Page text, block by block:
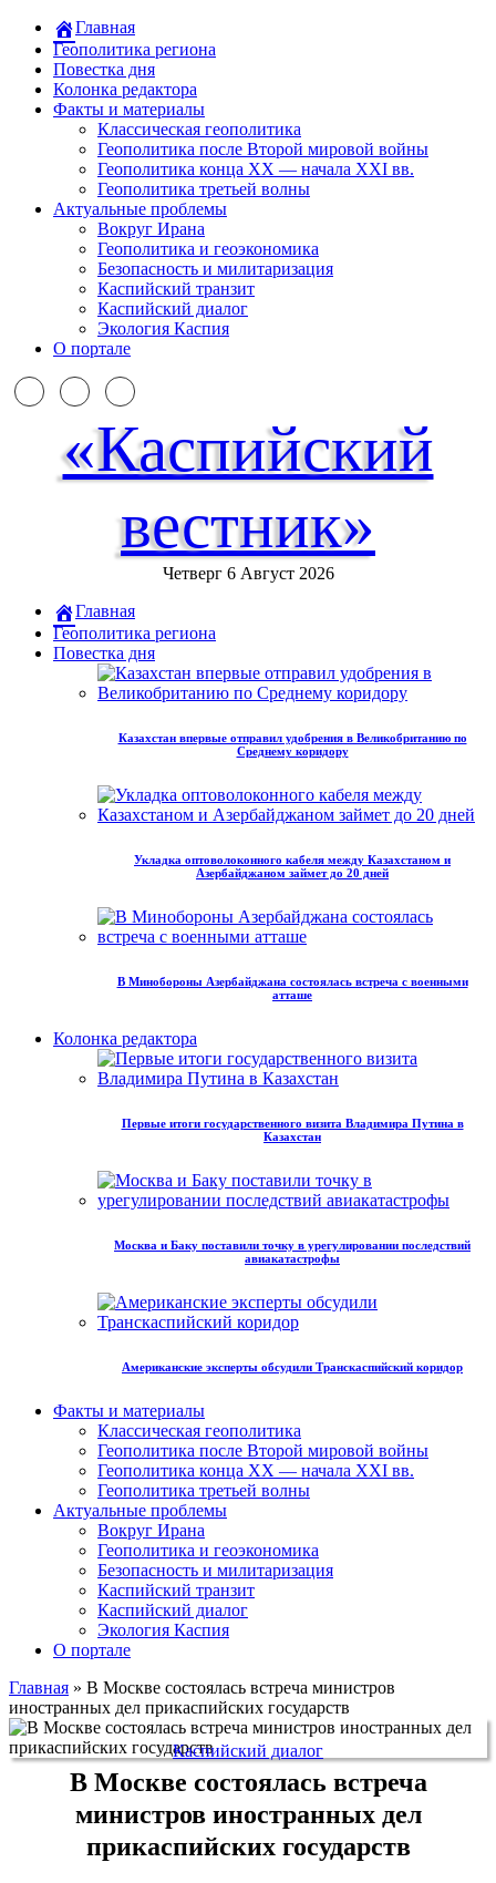
Главная
Геополитика региона
Повестка дня
Колонка редактора
Факты и материалы
Классическая геополитика
Геополитика после Второй мировой войны
Геополитика конца XX — начала XXI вв.
Геополитика третьей волны
Актуальные проблемы
Вокруг Ирана
Геополитика и геоэкономика
Безопасность и милитаризация
Каспийский транзит
Каспийский диалог
Экология Каспия
О портале
«Каспийский
вестник»
Четверг 6 Август 2026
Главная
Геополитика региона
Повестка дня
Казахстан впервые отправил удобрения в Великобританию по
Среднему коридору
Укладка оптоволоконного кабеля между Казахстаном и
Азербайджаном займет до 20 дней
В Минобороны Азербайджана состоялась встреча с военными
атташе
Колонка редактора
Первые итоги государственного визита Владимира Путина в
Казахстан
Москва и Баку поставили точку в урегулировании последствий
авиакатастрофы
Американские эксперты обсудили Транскаспийский коридор
Факты и материалы
Классическая геополитика
Геополитика после Второй мировой войны
Геополитика конца XX — начала XXI вв.
Геополитика третьей волны
Актуальные проблемы
Вокруг Ирана
Геополитика и геоэкономика
Безопасность и милитаризация
Каспийский транзит
Каспийский диалог
Экология Каспия
О портале
Главная » В Москве состоялась встреча министров
иностранных дел прикаспийских государств
Каспийский диалог
В Москве состоялась встреча
министров иностранных дел
прикаспийских государств